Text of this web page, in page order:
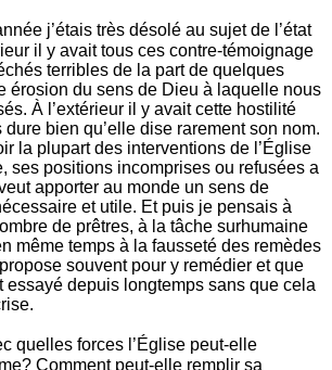
j’étais très désolé au sujet de l’état
il y avait tous ces contre-témoignage
terribles de la part de quelques
érosion du sens de Dieu à laquelle nous
À l’extérieur il y avait cette hostilité
dure bien qu’elle dise rarement son nom.
la plupart des interventions de l’Église
ses positions incomprises ou refusées a
apporter au monde un sens de
et utile. Et puis je pensais à
de prêtres, à la tâche surhumaine
même temps à la fausseté des remèdes
souvent pour y remédier et que
essayé depuis longtemps sans que cela
quelles forces l’Église peut-elle
Comment peut-elle remplir sa